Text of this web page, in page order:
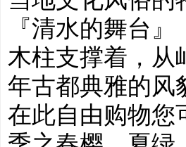
『清水的舞台
木柱支撑着，从
年古都典雅的风
在此自由购物您